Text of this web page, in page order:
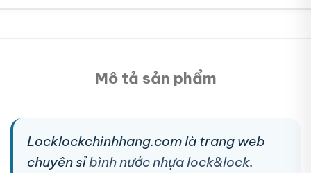
Mô tả sản phẩm
Locklockchinhhang.com là trang web
chuyên sỉbình nước nhựa lock&lock.